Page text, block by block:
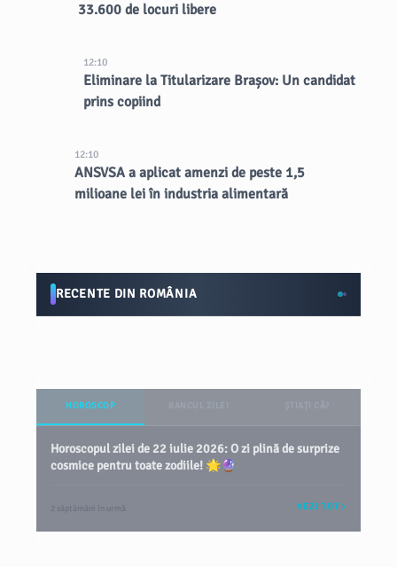
33.600 de locuri libere
12:10
Eliminare la Titularizare Brașov: Un candidat
prins copiind
12:10
ANSVSA a aplicat amenzi de peste 1,5
milioane lei în industria alimentară
RECENTE DIN ROMÂNIA
HOROSCOP
Horoscopul zilei de 22 iulie 2026: O zi plină de surprize
cosmice pentru toate zodiile! 🌟🔮
2 săptămâni în urmă VEZI TOT